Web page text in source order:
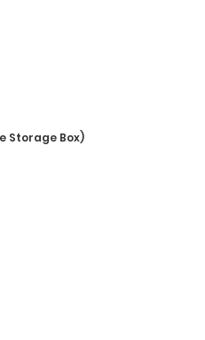
ชของราชาปีศาจ
ลิน
ญญายอดนักแสดง
Storage Box)